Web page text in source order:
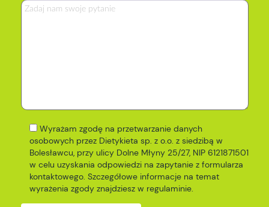
Wyrażam zgodę na przetwarzanie danych
osobowych przez Dietykieta sp. z o.o. z siedzibą w
Bolesławcu, przy ulicy Dolne Młyny 25/27, NIP 6121871501
w celu uzyskania odpowiedzi na zapytanie z formularza
kontaktowego. Szczegółowe informacje na temat
wyrażenia zgody znajdziesz w regulaminie.